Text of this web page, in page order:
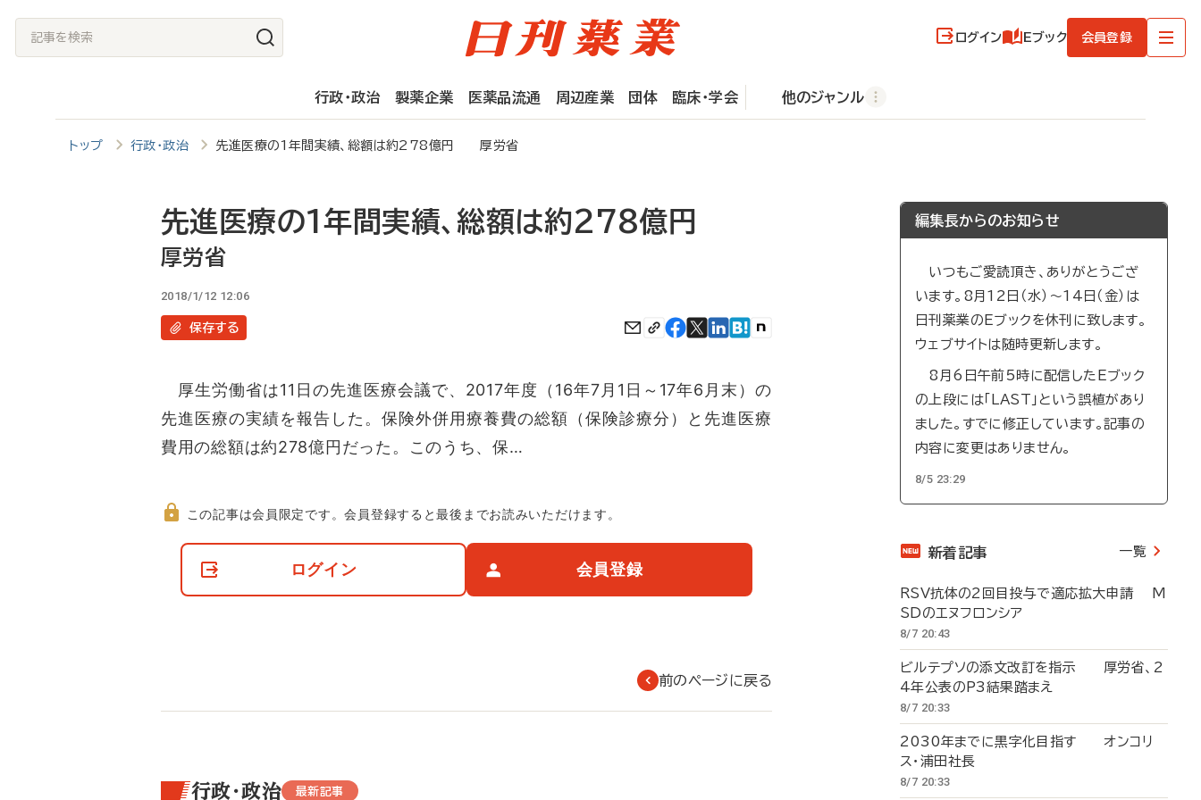
記
事
ログイン Eブック 会員登録
行政・政治 製薬企業 医薬品流通 周辺産業 団体 臨床・学会 他のジャンル
トップ 行政・政治 先進医療の1年間実績、総額は約278億円 厚労省
先進医療の1年間実績、総額は約278億円
厚労省
2018/1/12 12:06
保存する
厚生労働省は11日の先進医療会議で、2017年度（16年7月1日～17年6月末）の
先進医療の実績を報告した。保険外併用療養費の総額（保険診療分）と先進医療
費用の総額は約278億円だった。このうち、保…
て
この記事は会員限定です。会員登録すると最後までお読みいただけます。
ログイン 会員登録
前のページに戻る
行政・政治 最新記事
編集長からのお知らせ
いつもご愛読頂き、ありがとうござ
います。8月12日（水）～14日（金）は
日刊薬業のEブックを休刊に致します。
ウェブサイトは随時更新します。
8月6日午前5時に配信したEブック
の上段には「LAST」という誤植があり
ました。すでに修正しています。記事の
内容に変更はありません。
8/5 23:29
新着記事 一覧
RSV抗体の2回目投与で適応拡大申請 M
SDのエヌフロンシア
8/7 20:43
ビルテプソの添文改訂を指示 厚労省、2
4年公表のP3結果踏まえ
8/7 20:33
2030年までに黒字化目指す オンコリ
ス・浦田社長
8/7 20:33